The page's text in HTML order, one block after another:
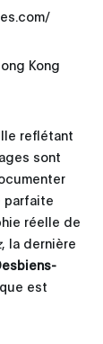
Kong
reflétant
sont
parfaite
réelle de
, la dernière
est